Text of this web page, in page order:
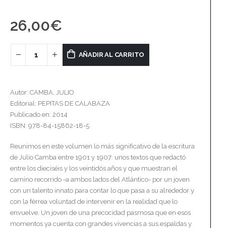
26,00€
AÑADIR AL CARRITO
Autor: CAMBA, JULIO
Editorial: PEPITAS DE CALABAZA
Publicado en: 2014
ISBN: 978-84-15862-18-5
Reunimos en este volumen lo más significativo de la escritura
de Julio Camba entre 1901 y 1907: unos textos que redactó
entre los dieciséis y los veintidós años y que muestran el
camino recorrido -a ambos lados del Atlántico- por un joven
con un talento innato para contar lo que pasa a su alrededor y
con la férrea voluntad de intervenir en la realidad que lo
envuelve. Un joven de una precocidad pasmosa que en esos
momentos ya cuenta con grandes vivencias a sus espaldas y